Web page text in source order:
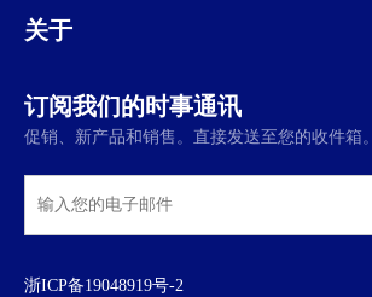
关于
订阅我们的时事通讯
促销、新产品和销售。直接发送至您的收件箱。
浙ICP备19048919号-2